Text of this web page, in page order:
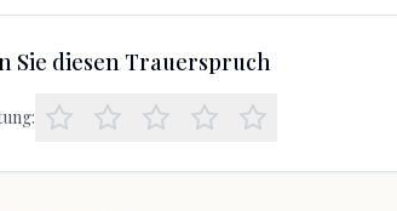
Sie diesen Trauerspruch